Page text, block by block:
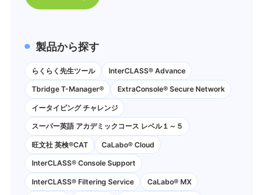
製品から探す
らくらく先生ツール InterCLASS® Advance
Tbridge T-Manager® ExtraConsole® Secure Network
イータイピング チャレンジ
スーパー英語 アカデミックコース レベル１～５
旺文社 英検®CAT CaLabo®︎ Cloud
InterCLASS®︎ Console Support
InterCLASS®︎ Filtering Service CaLabo® MX